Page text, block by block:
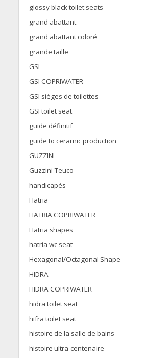
glossy black toilet seats
grand abattant
grand abattant coloré
grande taille
GSI
GSI COPRIWATER
GSI sièges de toilettes
GSI toilet seat
guide définitif
guide to ceramic production
GUZZINI
Guzzini-Teuco
handicapés
Hatria
HATRIA COPRIWATER
Hatria shapes
hatria wc seat
Hexagonal/Octagonal Shape
HIDRA
HIDRA COPRIWATER
hidra toilet seat
hifra toilet seat
histoire de la salle de bains
histoire ultra-centenaire